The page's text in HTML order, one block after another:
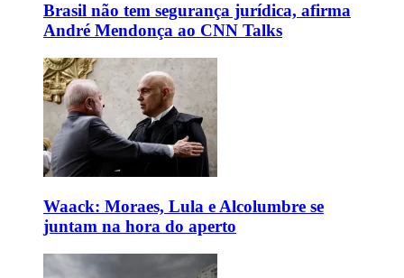
Brasil não tem segurança jurídica, afirma
André Mendonça ao CNN Talks
Waack: Moraes, Lula e Alcolumbre se
juntam na hora do aperto